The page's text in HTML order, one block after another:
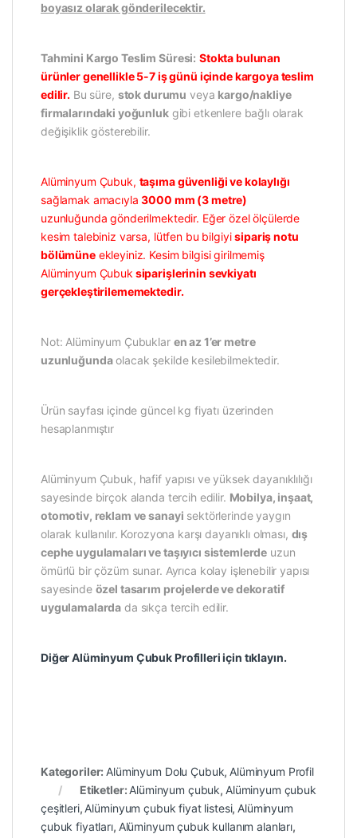
boyasız olarak gönderilecektir.
Tahmini Kargo Teslim Süresi: Stokta bulunan
ürünler genellikle 5-7 iş günü içinde kargoya teslim
edilir. Bu süre, stok durumu veya kargo/nakliye
firmalarındaki yoğunlukgibi etkenlere bağlı olarak
değişiklik gösterebilir.
Alüminyum Çubuk, taşıma güvenliği ve kolaylığı
sağlamak amacıyla3000 mm (3 metre)
uzunluğunda gönderilmektedir. Eğer özel ölçülerde
kesim talebiniz varsa, lütfen bu bilgiyisipariş notu
bölümüneekleyiniz. Kesim bilgisi girilmemiş
Alüminyum Çubuk siparişlerinin sevkiyatı
gerçekleştirilememektedir.
Not: Alüminyum Çubuklar en az 1’er metre
uzunluğundaolacak şekilde kesilebilmektedir.
Ürün sayfası içinde güncel kg fiyatı üzerinden
hesaplanmıştır
Alüminyum Çubuk, hafif yapısı ve yüksek dayanıklılığı
sayesinde birçok alanda tercih edilir. Mobilya, inşaat,
otomotiv, reklam ve sanayi sektörlerinde yaygın
olarak kullanılır. Korozyona karşı dayanıklı olması, dış
cephe uygulamaları ve taşıyıcı sistemlerde uzun
ömürlü bir çözüm sunar. Ayrıca kolay işlenebilir yapısı
sayesinde özel tasarım projelerde ve dekoratif
uygulamalarda da sıkça tercih edilir.
Diğer Alüminyum Çubuk Profilleri için tıklayın.
Kategoriler: Alüminyum Dolu Çubuk, Alüminyum Profil
Etiketler: Alüminyum çubuk, Alüminyum çubuk
çeşitleri, Alüminyum çubuk fiyat listesi, Alüminyum
çubuk fiyatları, Alüminyum çubuk kullanım alanları,